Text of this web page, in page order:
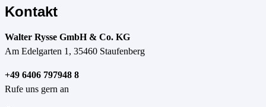
Kontakt
Walter Rysse GmbH & Co. KG
Am Edelgarten 1, 35460 Staufenberg
+49 6406 797948 8
Rufe uns gern an